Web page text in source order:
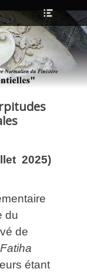
l’en-
tête
du
de
Fatiha
étant